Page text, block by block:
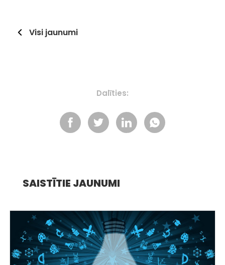
Visi jaunumi
Dalīties:
SAISTĪTIE JAUNUMI